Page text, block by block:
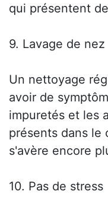
qui présentent
9. Lavage de nez
Un nettoyage
avoir de
impuretés et les
présents dans le
s'avère encore
10. Pas de stress